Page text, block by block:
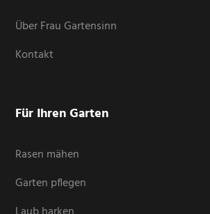
Über Frau Gartensinn
Kontakt
Für Ihren Garten
Rasen mähen
Garten pflegen